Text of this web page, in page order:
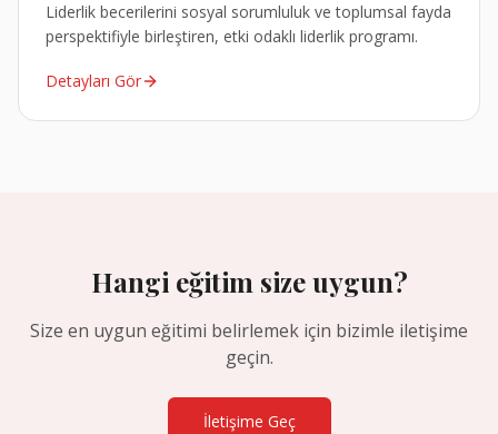
Liderlik becerilerini sosyal sorumluluk ve toplumsal fayda
perspektifiyle birleştiren, etki odaklı liderlik programı.
Detayları Gör
Hangi eğitim size uygun?
Size en uygun eğitimi belirlemek için bizimle iletişime
geçin.
İletişime Geç